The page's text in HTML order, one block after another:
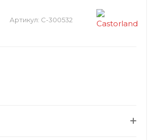
Артикул: C-300532